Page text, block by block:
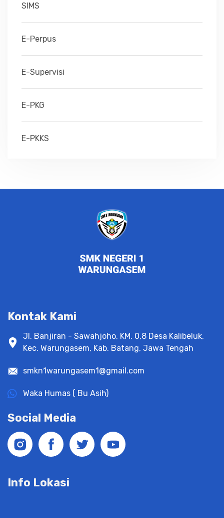
SIMS
E-Perpus
E-Supervisi
E-PKG
E-PKKS
Kontak Kami
Jl. Banjiran - Sawahjoho, KM. 0,8 Desa Kalibeluk,
Kec. Warungasem, Kab. Batang, Jawa Tengah
smkn1warungasem1@gmail.com
Waka Humas ( Bu Asih)
Social Media
Info Lokasi